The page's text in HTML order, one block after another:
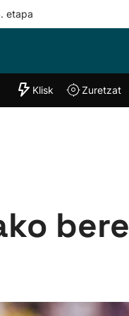
etapa
"Helmuga"
Klisk Zuretzat
bere